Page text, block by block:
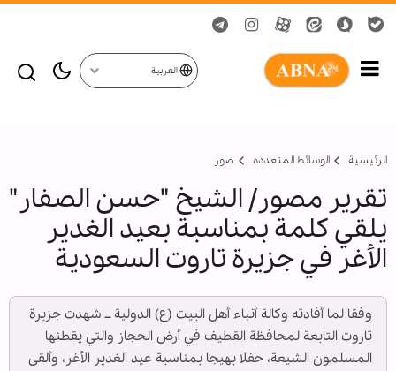
العربية
الرئيسية الوسائط المتعدده صور
تقرير مصور/ الشيخ "حسن الصفار"
يلقي كلمة بمناسبة بعيد الغدير
الأغر في جزيرة تاروت السعودية
وفقا لما أفادته وكالة أنباء أهل البيت (ع) الدولية ــ شهدت جزيرة
تاروت التابعة لمحافظة القطيف في أرض الحجاز والتي يقطنها
المسلمون الشيعة، حفلا بهيجا بمناسبة عيد الغدير الأغر، وألقى